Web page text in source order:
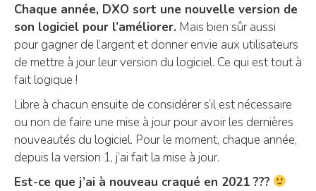
Chaque année, DXO sort une nouvelle version de
son logiciel pour l’améliorer. Mais bien sûr aussi
pour gagner de l’argent et donner envie aux utilisateurs
de mettre à jour leur version du logiciel. Ce qui est tout à
fait logique !
Libre à chacun ensuite de considérer s’il est nécessaire
ou non de faire une mise à jour pour avoir les dernières
nouveautés du logiciel. Pour le moment, chaque année,
depuis la version 1, j’ai fait la mise à jour.
Est-ce que j’ai à nouveau craqué en 2021 ???